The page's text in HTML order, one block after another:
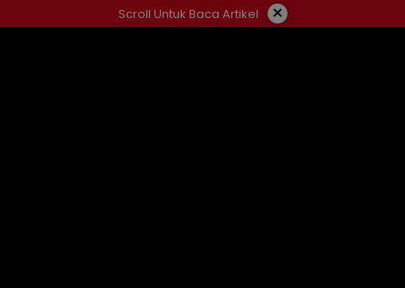
ke
Scroll Untuk Baca Artikel ×